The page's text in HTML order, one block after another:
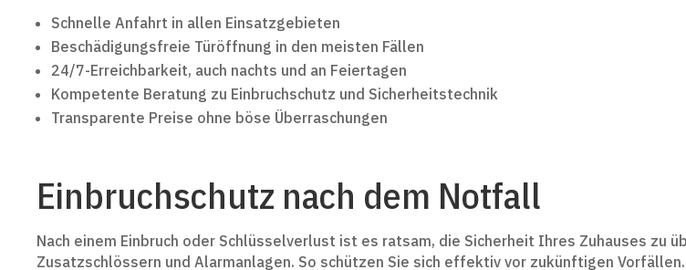
Schnelle Anfahrt in allen Einsatzgebieten
Beschädigungsfreie Türöffnung in den meisten Fällen
24/7-Erreichbarkeit, auch nachts und an Feiertagen
Kompetente Beratung zu Einbruchschutz und Sicherheitstechnik
Transparente Preise ohne böse Überraschungen
Einbruchschutz nach dem Notfall
Nach einem Einbruch oder Schlüsselverlust ist es ratsam, die Sicherheit Ihres Zuhauses zu
Zusatzschlössern und Alarmanlagen. So schützen Sie sich effektiv vor zukünftigen Vorfällen.